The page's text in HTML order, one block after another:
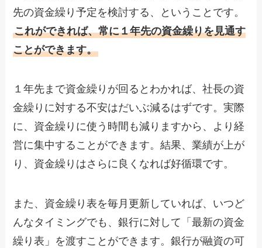
先の資金繰り予定を検討する、ということです。
これができれば、常に１年先の資金繰りを見通す
ことができます。
１年先まで資金繰りが回るとわかれば、社長の資
金繰りに対する不安はだいぶ減るはずです。実際
に、資金繰りに使う時間も減りますから、より経
営に集中することができます。結果、業績が上が
り、資金繰りはさらに良くなれば好循環です。
また、資金繰り表を毎月更新していれば、いつど
んなタイミングでも、銀行に対して「最新の資金
繰り表」を渡すことができます。銀行が融資の可